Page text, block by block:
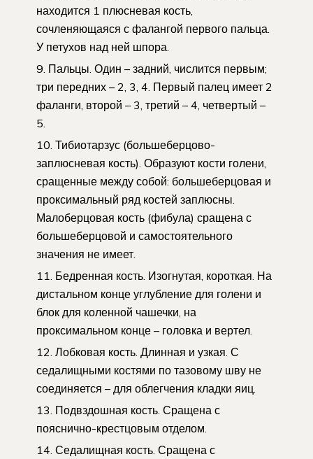
находится 1 плюсневая кость,
сочленяющаяся с фалангой первого пальца.
У петухов над ней шпора.
Пальцы. Один – задний, числится первым;
три передних – 2, 3, 4. Первый палец имеет 2
фаланги, второй – 3, третий – 4, четвертый –
5.
Тибиотарзус (большеберцово-
заплюсневая кость). Образуют кости голени,
сращенные между собой: большеберцовая и
проксимальный ряд костей заплюсны.
Малоберцовая кость (фибула) сращена с
большеберцовой и самостоятельного
значения не имеет.
Бедренная кость. Изогнутая, короткая. На
дистальном конце углубление для голени и
блок для коленной чашечки, на
проксимальном конце – головка и вертел.
Лобковая кость. Длинная и узкая. С
седалищными костями по тазовому шву не
соединяется – для облегчения кладки яиц.
Подвздошная кость. Сращена с
пояснично-крестцовым отделом.
Седалищная кость. Сращена с